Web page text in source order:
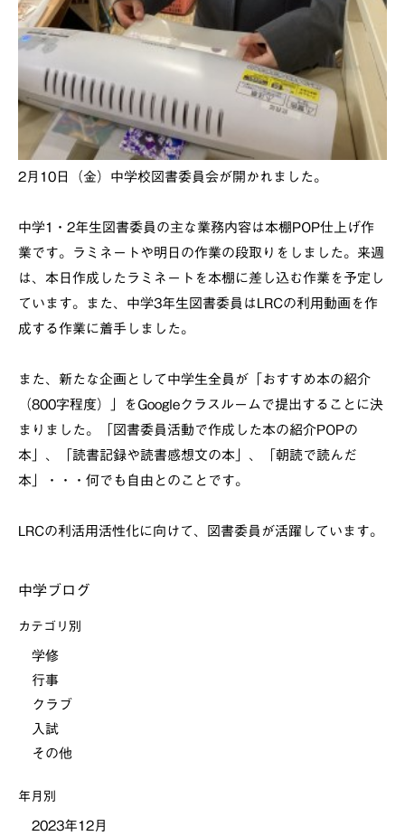
2月10日（金）中学校図書委員会が開かれました。
中学1・2年生図書委員の主な業務内容は本棚POP仕上げ作
業です。ラミネートや明日の作業の段取りをしました。来週
は、本日作成したラミネートを本棚に差し込む作業を予定し
ています。また、中学3年生図書委員はLRCの利用動画を作
成する作業に着手しました。
また、新たな企画として中学生全員が「おすすめ本の紹介
（800字程度）」をGoogleクラスルームで提出することに決
まりました。「図書委員活動で作成した本の紹介POPの
本」、「読書記録や読書感想文の本」、「朝読で読んだ
本」・・・何でも自由とのことです。
LRCの利活用活性化に向けて、図書委員が活躍しています。
中学ブログ
カテゴリ別
学修
行事
クラブ
入試
その他
年月別
2023年12月